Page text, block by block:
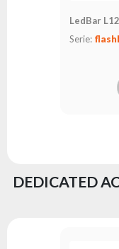
LedBar
Serie:
DEDICATED